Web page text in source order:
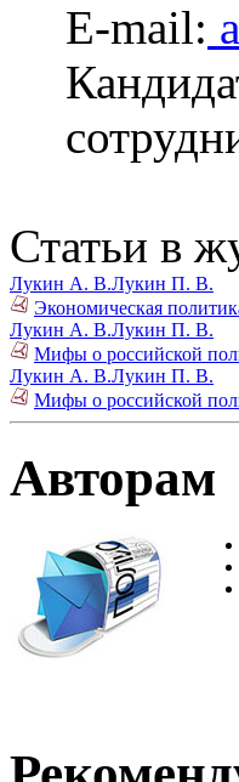
E-mail:
Статьи в
Лукин А. В.Лукин П. В.
Экономическая
Лукин А. В.Лукин П. В.
Мифы о российской
Лукин А. В.Лукин П. В.
Мифы о российской
Авторам